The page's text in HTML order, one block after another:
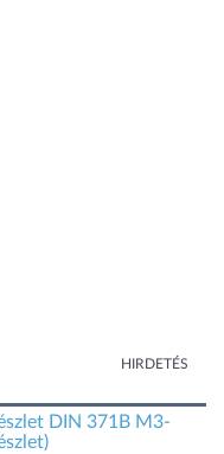
HIRDETÉS
DIN 371B M3-